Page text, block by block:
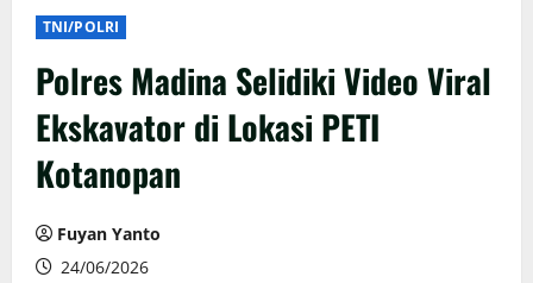
TNI/POLRI
Polres Madina Selidiki Video Viral
Ekskavator di Lokasi PETI
Kotanopan
Fuyan Yanto
24/06/2026